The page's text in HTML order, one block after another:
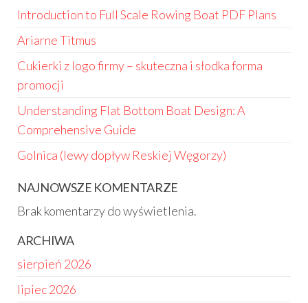
Introduction to Full Scale Rowing Boat PDF Plans
Ariarne Titmus
Cukierki z logo firmy – skuteczna i słodka forma
promocji
Understanding Flat Bottom Boat Design: A
Comprehensive Guide
Golnica (lewy dopływ Reskiej Węgorzy)
NAJNOWSZE KOMENTARZE
Brak komentarzy do wyświetlenia.
ARCHIWA
sierpień 2026
lipiec 2026